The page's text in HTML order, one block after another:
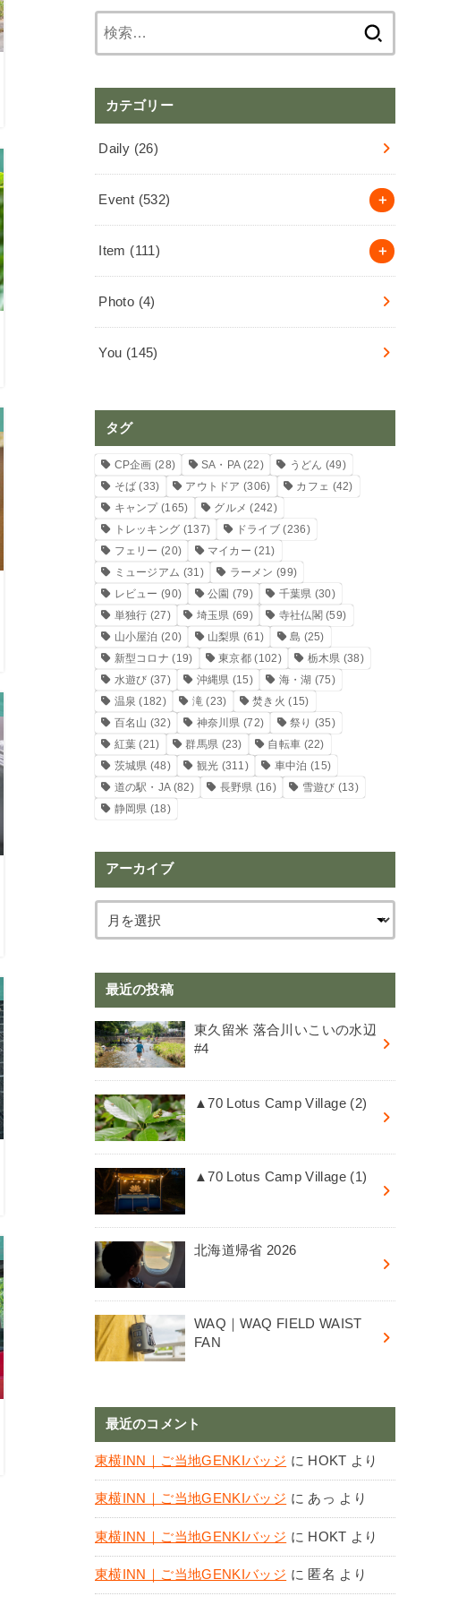
カテゴリー
Daily (26)
Event (532)
Item (111)
Photo (4)
You (145)
タグ
CP企画 (28) SA・PA(22) うどん (49)
そば (33) アウトドア (306) カフェ (42)
キャンプ(165) グルメ (242)
トレッキング (137) ドライブ (236)
フェリー (20) マイカー (21)
ミュージアム (31) ラーメン (99)
レビュー (90) 公園 (79) 千葉県 (30)
単独行 (27) 埼玉県 (69) 寺社仏閣 (59)
山小屋泊 (20) 山梨県 (61) 島 (25)
新型コロナ (19) 東京都 (102) 栃木県 (38)
水遊び (37) 沖縄県 (15) 海・湖 (75)
温泉 (182) 滝 (23) 焚き火 (15)
百名山 (32) 神奈川県 (72) 祭り (35)
紅葉 (21) 群馬県 (23) 自転車 (22)
茨城県 (48) 観光 (311) 車中泊 (15)
道の駅・JA(82) 長野県 (16) 雪遊び (13)
静岡県 (18)
アーカイブ
最近の投稿
東久留米 落合川いこいの水辺
#4
▲70 Lotus Camp Village (2)
▲70 Lotus Camp Village (1)
北海道帰省 2026
WAQ｜WAQ FIELD WAIST
FAN
最近のコメント
東横INN｜ご当地GENKIバッジ に HOKT より
東横INN｜ご当地GENKIバッジ に あっ より
東横INN｜ご当地GENKIバッジ に HOKT より
東横INN｜ご当地GENKIバッジ に 匿名 より